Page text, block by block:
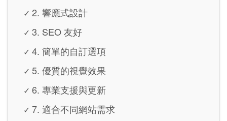
✓ 2. 響應式設計
✓ 3. SEO 友好
✓ 4. 簡單的自訂選項
✓ 5. 優質的視覺效果
✓ 6. 專業支援與更新
✓ 7. 適合不同網站需求